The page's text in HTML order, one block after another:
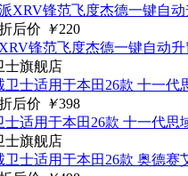
后价 ￥220
锋范飞度杰德一键自动
士旗舰店
后价 ￥398
士适用于本田26款 十一代
士旗舰店